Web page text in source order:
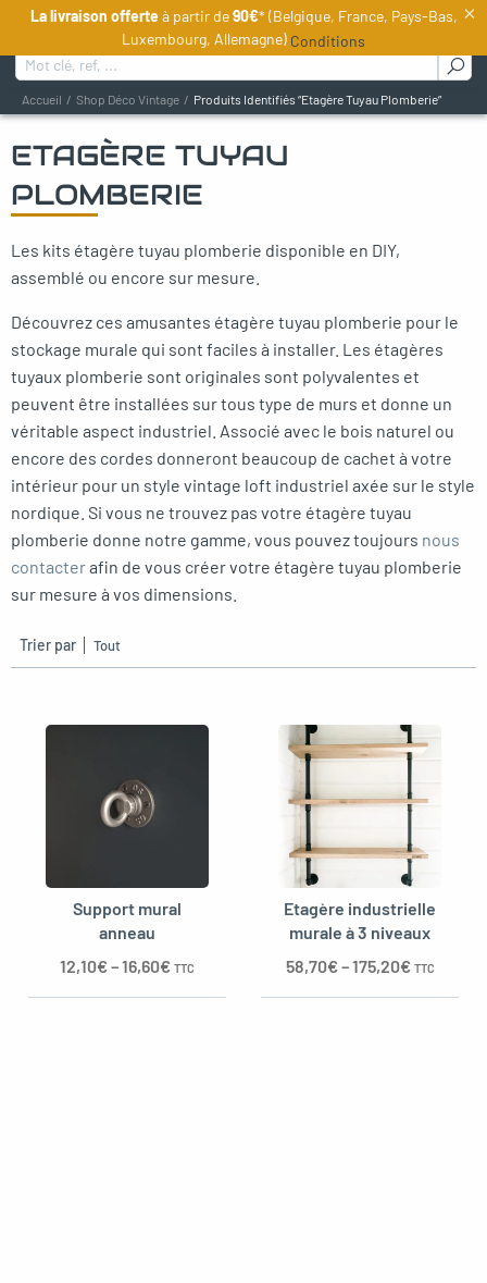
FR
Rechercher :
Accueil Shop Déco Vintage Produits Identifiés “Etagère Tuyau Plomberie”
ETAGÈRE TUYAU
PLOMBERIE
Les kits étagère tuyau plomberie disponible en DIY,
assemblé ou encore sur mesure.
Découvrez ces amusantes étagère tuyau plomberie pour le
stockage murale qui sont faciles à installer. Les étagères
tuyaux plomberie sont originales sont polyvalentes et
peuvent être installées sur tous type de murs et donne un
véritable aspect industriel. Associé avec le bois naturel ou
encore des cordes donneront beaucoup de cachet à votre
intérieur pour un style vintage loft industriel axée sur le style
nordique. Si vous ne trouvez pas votre étagère tuyau
plomberie donne notre gamme, vous pouvez toujours nous
contacterafin de vous créer votre étagère tuyau plomberie
sur mesure à vos dimensions.
Trier par
Support mural
anneau
12,10€–16,60€ TTC
Etagère industrielle
murale à 3 niveaux
58,70€–175,20€ TTC
menu
menu
menu
menu
menu
menu
La livraison offerte à partir de90€* (Belgique, France, Pays-Bas,
Luxembourg, Allemagne) Conditions
×